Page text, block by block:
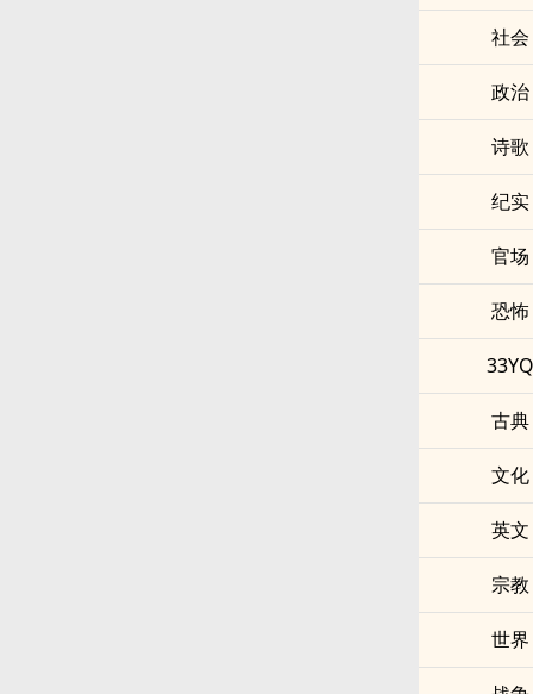
社会
政治
诗歌
纪实
官场
恐怖
古典
文化
英文
宗教
世界